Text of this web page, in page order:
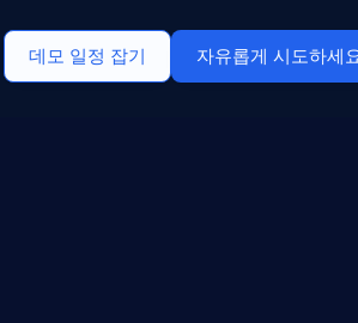
데모 일정 잡기 자유롭게 시도하세